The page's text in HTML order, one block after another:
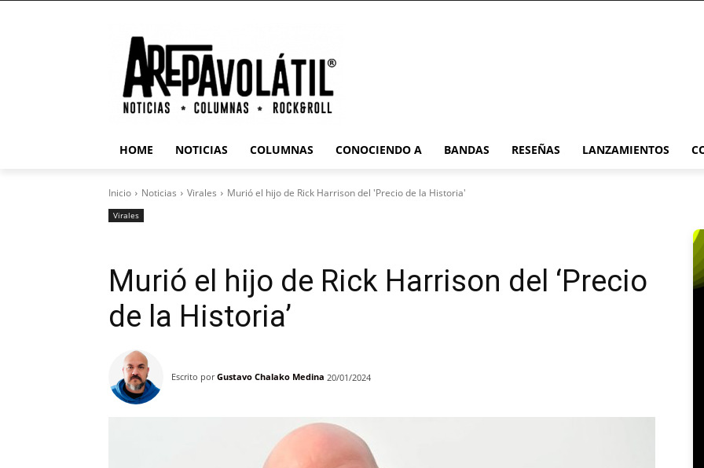
HOME NOTICIAS COLUMNAS CONOCIENDO A BANDAS RESEÑAS LANZAMIENTOS
Inicio Noticias Virales Murió el hijo de Rick Harrison del 'Precio de la Historia'
Virales
Murió el hijo de Rick Harrison del ‘Precio
de la Historia’
Escrito por Gustavo Chalako Medina 20/01/2024